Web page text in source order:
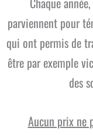
parviennent pour
qui ont permis de
être par exemple
des
Aucun prix ne